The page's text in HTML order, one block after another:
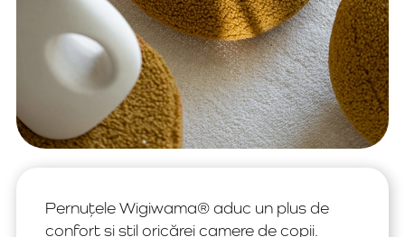
Pernuțele Wigiwama® aduc un plus de
confort și stil oricărei camere de copii.